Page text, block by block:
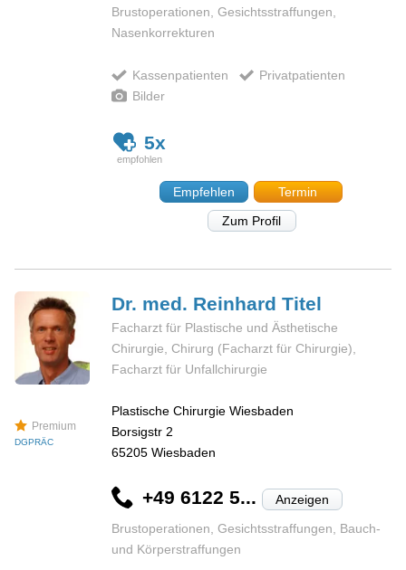
Brustoperationen, Gesichtsstraffungen,
Nasenkorrekturen
Kassenpatienten
Privatpatienten
Bilder
5x
Empfehlen
Termin
Zum Profil
Premium
DGPRÄC
Dr. med. ReinhardTitel
Facharzt für Plastische und Ästhetische
Chirurgie, Chirurg (Facharzt für Chirurgie),
Facharzt für Unfallchirurgie
Plastische Chirurgie Wiesbaden
Borsigstr 2
65205 Wiesbaden
+49 6122 5... Anzeigen
Brustoperationen, Gesichtsstraffungen, Bauch-
und Körperstraffungen